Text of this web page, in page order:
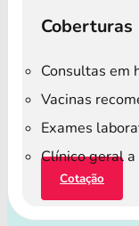
Coberturas
Consultas em
Vacinas
Exames
Clínico geral
Cotação